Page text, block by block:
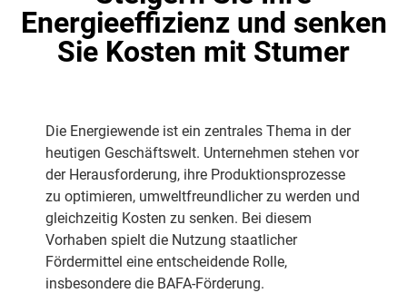
Energieeffizienz und senken
Sie Kosten mit Stumer
Die Energiewende ist ein zentrales Thema in der
heutigen Geschäftswelt. Unternehmen stehen vor
der Herausforderung, ihre Produktionsprozesse
zu optimieren, umweltfreundlicher zu werden und
gleichzeitig Kosten zu senken. Bei diesem
Vorhaben spielt die Nutzung staatlicher
Fördermittel eine entscheidende Rolle,
insbesondere die BAFA-Förderung.